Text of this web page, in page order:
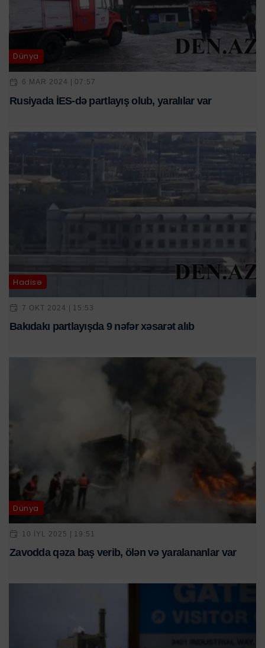
Dünya
6 MAR 2024 | 07:57
Rusiyada İES-də partlayış olub, yaralılar var
Hadisə
7 OKT 2024 | 15:53
Bakıdakı partlayışda 9 nəfər xəsarət alıb
Dünya
10 IYL 2025 | 19:51
Zavodda qəza baş verib, ölən və yaralananlar var